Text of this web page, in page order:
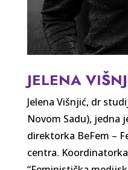
JELENA
Jelena Višnjić, dr
Novom Sadu), jedna
direktorka BeFem –
centra.